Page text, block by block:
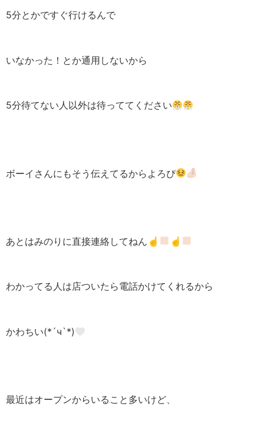
5分とかですぐ行けるんで
いなかった！とか通用しないから
5分待てない人以外は待っててください
ボーイさんにもそう伝えてるからよろぴ
あとはみのりに直接連絡してねん☝ ☝
わかってる人は店ついたら電話かけてくれるから
かわちい(*´ч`*)
最近はオープンからいること多いけど、